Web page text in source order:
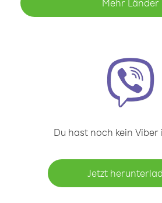
Mehr Länder
Du hast noch kein
Jetzt